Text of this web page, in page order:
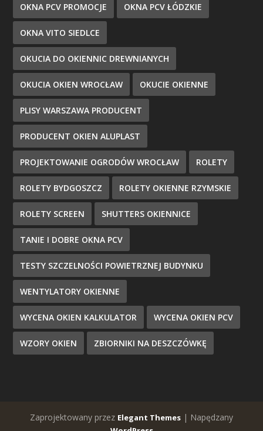
OKNA PCV PROMOCJE OKNA PCV ŁÓDZKIE
OKNA VITO SIEDLCE
OKUCIA DO OKIENNIC DREWNIANYCH
OKUCIA OKIEN WROCŁAW OKUCIE OKIENNE
PLISY WARSZAWA PRODUCENT
PRODUCENT OKIEN ALUPLAST
PROJEKTOWANIE OGRODÓW WROCŁAW ROLETY
ROLETY BYDGOSZCZ ROLETY OKIENNE RZYMSKIE
ROLETY SCREEN SHUTTERS OKIENNICE
TANIE I DOBRE OKNA PCV
TESTY SZCZELNOŚCI POWIETRZNEJ BUDYNKU
WENTYLATORY OKIENNE
WYCENA OKIEN KALKULATOR WYCENA OKIEN PCV
WZORY OKIEN ZBIORNIKI NA DESZCZÓWKĘ
Zaprojektowany przez Elegant Themes | Napędzany